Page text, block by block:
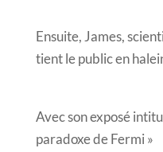
Ensuite, James,
tient le public en
Avec son exposé
paradoxe de Fermi »